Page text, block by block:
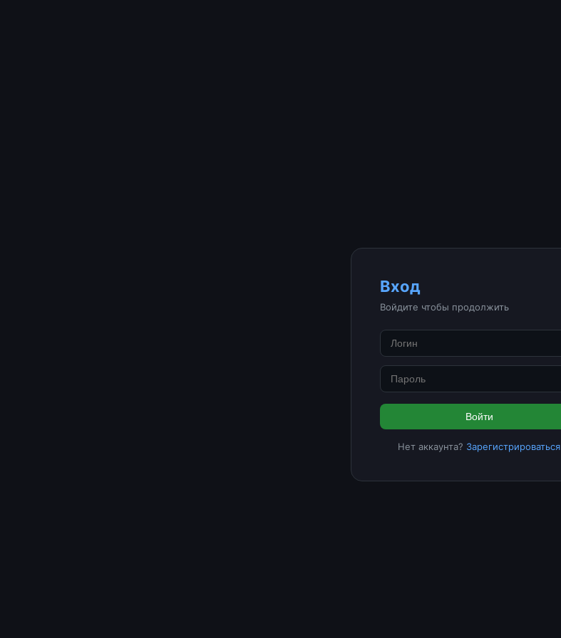
Вход
Войдите чтобы продолжить
Войти
Нет аккаунта? Зарегистрироваться